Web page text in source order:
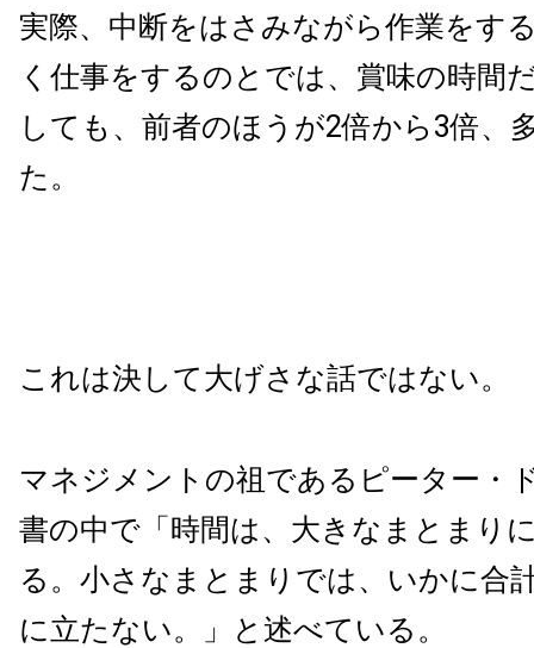
実際、中断をはさみながら作業をす
く仕事をするのとでは、賞味の時間
しても、前者のほうが2倍から3倍、
た。
これは決して大げさな話ではない。
マネジメントの祖であるピーター・
書の中で「時間は、大きなまとまり
る。小さなまとまりでは、いかに合
に立たない。」と述べている。